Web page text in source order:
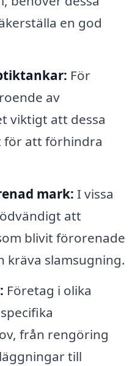
en god
För
av
viktigt att dessa
för att förhindra
mark: I vissa
att
blivit förorenade
kräva slamsugning.
Företag i olika
från rengöring
till